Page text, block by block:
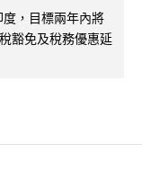
，目標兩年內將
豁免及稅務優惠延